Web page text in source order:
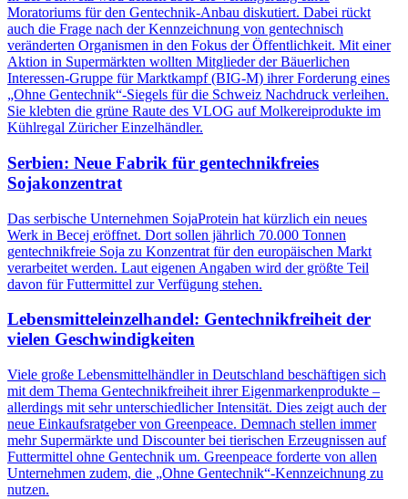
Moratoriums für den Gentechnik-Anbau diskutiert. Dabei rückt
auch die Frage nach der Kennzeichnung von gentechnisch
veränderten Organismen in den Fokus der Öffentlichkeit. Mit einer
Aktion in Supermärkten wollten Mitglieder der Bäuerlichen
Interessen-Gruppe für Marktkampf (BIG-M) ihrer Forderung eines
„Ohne Gentechnik“-Siegels für die Schweiz Nachdruck verleihen.
Sie klebten die grüne Raute des VLOG auf Molkereiprodukte im
Kühlregal Züricher Einzelhändler.
Serbien: Neue Fabrik für gentechnikfreies
Sojakonzentrat
Das serbische Unternehmen SojaProtein hat kürzlich ein neues
Werk in Becej eröffnet. Dort sollen jährlich 70.000 Tonnen
gentechnikfreie Soja zu Konzentrat für den europäischen Markt
verarbeitet werden. Laut eigenen Angaben wird der größte Teil
davon für Futtermittel zur Verfügung stehen.
Lebensmitteleinzelhandel: Gentechnikfreiheit der
vielen Geschwindigkeiten
Viele große Lebensmittelhändler in Deutschland beschäftigen sich
mit dem Thema Gentechnikfreiheit ihrer Eigenmarkenprodukte –
allerdings mit sehr unterschiedlicher Intensität. Dies zeigt auch der
neue Einkaufsratgeber von Greenpeace. Demnach stellen immer
mehr Supermärkte und Discounter bei tierischen Erzeugnissen auf
Futtermittel ohne Gentechnik um. Greenpeace forderte von allen
Unternehmen zudem, die „Ohne Gentechnik“-Kennzeichnung zu
nutzen.